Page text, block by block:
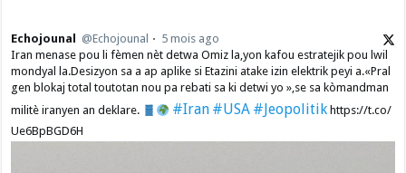
Echojounal @Echojounal
5 mois ago
Iran menase pou li fèmen nèt detwa Omiz la,yon kafou estratejik pou lwil
mondyal la.Desizyon sa a ap aplike si Etazini atake izin elektrik peyi a.​«Pral
gen blokaj total toutotan nou pa rebati sa ki detwi yo »,se sa kòmandman
militè iranyen an deklare.
#Iran #USA #Jeopolitikhttps://t.co/
Ue6BpBGD6H